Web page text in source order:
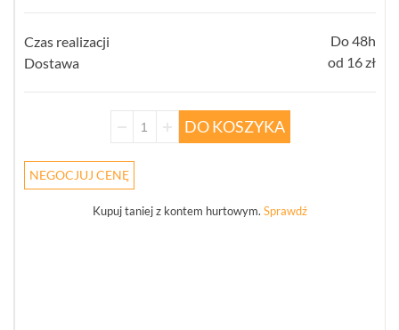
(74)
KONFIGURATOR
Czas realizacji
Do 48h
Dostawa
od 16 zł
DO KOSZYKA
NEGOCJUJ CENĘ
Kupuj taniej z kontem hurtowym. Sprawdź